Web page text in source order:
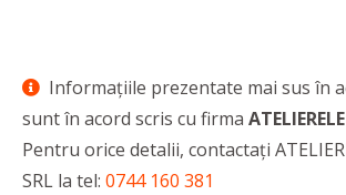
Informaţiile prezentate mai sus în
sunt în acord scris cu firma
Pentru orice detalii, contactaţi
SRL la tel: 0744 160 381